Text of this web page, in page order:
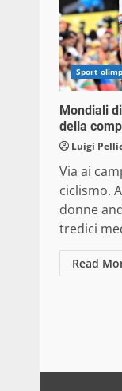
Sport
Mondiali
della
Luigi
Via ai
ciclismo.
donne
tredici
Read